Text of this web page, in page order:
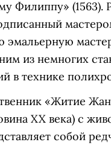
Филиппу» (1563).
эмальерную
из немногих
в технике
«Житие
XX века) с
собой